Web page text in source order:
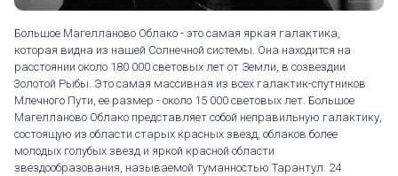
Большое Магелланово Облако - это самая яркая галактика,
которая видна из нашей Солнечной системы. Она находится на
расстоянии около 180 000 световых лет от Земли, в созвездии
3олотой Рыбы. Это самая массивная из всех галактик-спутников
Млечного Пути, ее размер - около 15 000 световых лет. Большое
Магелланово Облако представляет собой неправильную галактику,
состоящую из области старых красных звезд, облаков более
молодых голубых звезд и яркой красной области
звездообразования, называемой туманностью Тарантул. 24